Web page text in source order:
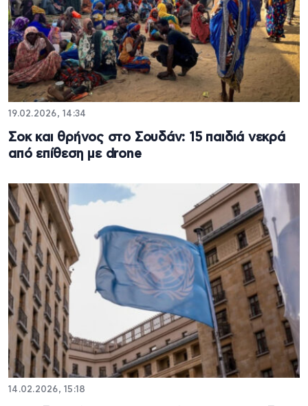
19.02.2026, 14:34
Σοκ και θρήνος στο Σουδάν: 15 παιδιά νεκρά
από επίθεση με drone
14.02.2026, 15:18